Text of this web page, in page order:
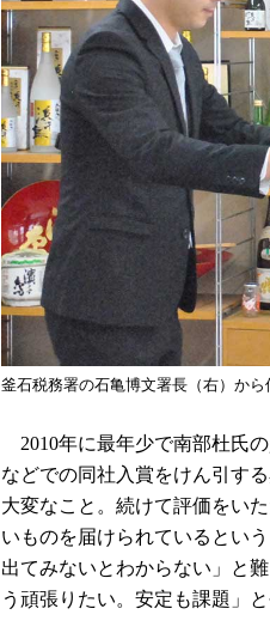
釜石税務署の石亀博文署長（右）か
2010年に最年少で南部杜氏
などでの同社入賞をけん引す
大変なこと。続けて評価をい
いものを届けられているとい
出てみないとわからない」と
う頑張りたい。安定も課題」